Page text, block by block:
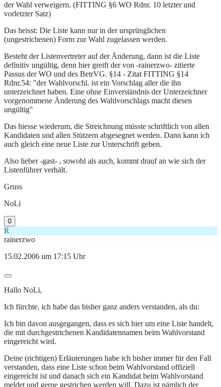
der Wahl verweigern. (FITTING §6 WO Rdnr. 10 letzter und
vorletzter Satz)
Das heisst: Die Liste kann nur in der ursprünglichen
(ungestrichenen) Form zur Wahl zugelassen werden.
Besteht der Listenvertreter auf der Änderung, dann ist die Liste
definitiv ungültig, denn hier greift der von -rainerzwo- zitierte
Passus der WO und des BetrVG. §14 - Zitat FITTING §14
Rdnr.54: "der Wahlvorschl. ist ein Vorschlag aller die ihn
unterzeichnet haben. Eine ohne Einverständnis der Unterzeichner
vorgenommene Änderung des Wahlvorschlags macht diesen
ungültig"
Das hiesse wiederum, die Streichnung müsste schriftlich von allen
Kandidaten und allen Stützern abgesegnet werden. Dann kann ich
auch gleich eine neue Liste zur Unterschrift geben.
Also lieber -gast- , sowohl als auch, kommt drauf an wie sich der
Listenführer verhält.
Gruss
NoLi
0
R
rainerzwo
15.02.2006 um 17:15 Uhr
Hallo NoLi,
Ich fürchte, ich habe das bisher ganz anders verstanden, als du:
Ich bin davon ausgegangen, dass es sich hier um eine Liste handelt,
die mit durchgestrichenen Kandidatennamen beim Wahlvorstand
eingereicht wird.
Deine (richtigen) Erläuterungen habe ich bisher immer für den Fall
verstanden, dass eine Liste schon beim Wahlvorstand offiziell
eingereicht ist und danach sich ein Kandidat beim Wahlvorstand
meldet und gerne gestrichen werden will. Dazu ist nämlich der